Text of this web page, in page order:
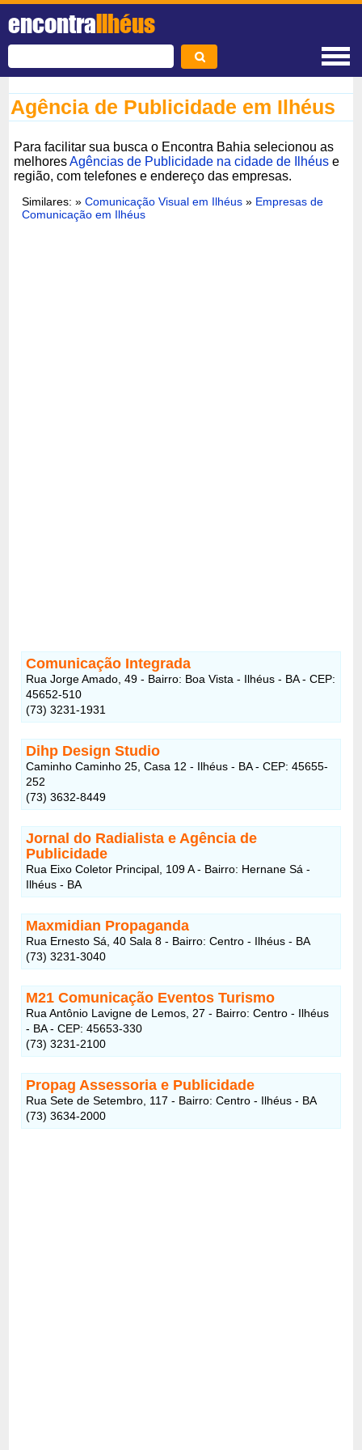
encontraIlhéus
Agência de Publicidade em Ilhéus
Para facilitar sua busca o Encontra Bahia selecionou as
melhoresAgências de Publicidade na cidade de Ilhéus e
região, com telefones e endereço das empresas.
Similares: »Comunicação Visual em Ilhéus » Empresas de
Comunicação em Ilhéus
Comunicação Integrada
Rua Jorge Amado, 49 - Bairro: Boa Vista - Ilhéus - BA - CEP:
45652-510
(73) 3231-1931
Dihp Design Studio
Caminho Caminho 25, Casa 12 - Ilhéus - BA - CEP: 45655-
252
(73) 3632-8449
Jornal do Radialista e Agência de
Publicidade
Rua Eixo Coletor Principal, 109 A - Bairro: Hernane Sá -
Ilhéus - BA
Maxmidian Propaganda
Rua Ernesto Sá, 40 Sala 8 - Bairro: Centro - Ilhéus - BA
(73) 3231-3040
M21 Comunicação Eventos Turismo
Rua Antônio Lavigne de Lemos, 27 - Bairro: Centro - Ilhéus
- BA - CEP: 45653-330
(73) 3231-2100
Propag Assessoria e Publicidade
Rua Sete de Setembro, 117 - Bairro: Centro - Ilhéus - BA
(73) 3634-2000